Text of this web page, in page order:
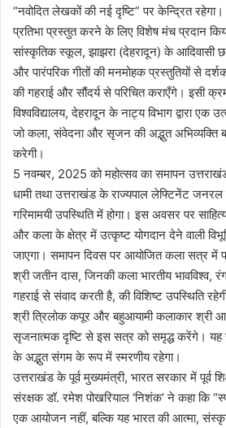
“नवोदित लेखकों की नई दृष्टि” पर केन्द्रित रहेगा।
प्रतिभा प्रस्तुत करने के लिए विशेष मंच प्रदान
सांस्कृतिक स्कूल, झाझरा (देहरादून) के आदिवासी
और पारंपरिक गीतों की मनमोहक प्रस्तुतियों से
की गहराई और सौंदर्य से परिचित कराएँगे। इसी
विश्वविद्यालय, देहरादून के नाट्य विभाग द्वारा एक
जो कला, संवेदना और सृजन की अद्भुत अभिव्यक्ति
करेगी।
5 नवम्बर, 2025 को महोत्सव का समापन
धामी तथा उत्तराखंड के राज्यपाल लेफ्टिनेंट
गरिमामयी उपस्थिति में होगा। इस अवसर पर
और कला के क्षेत्र में उत्कृष्ट योगदान देने वाली
जाएगा। समापन दिवस पर आयोजित कला सत्र में
श्री जतीन दास, जिनकी कला भारतीय भावविश्व,
गहराई से संवाद करती है, की विशिष्ट उपस्थिति
श्री त्रिलोक कपूर और बहुआयामी कलाकार श्री
सृजनात्मक दृष्टि से इस सत्र को समृद्ध करेंगे।
के अद्भुत संगम के रूप में स्मरणीय रहेगा।
उत्तराखंड के पूर्व मुख्यमंत्री, भारत सरकार में पूर्व
संरक्षक डॉ. रमेश पोखरियाल ‘निशंक’ ने कहा कि
एक आयोजन नहीं, बल्कि यह भारत की आत्मा,